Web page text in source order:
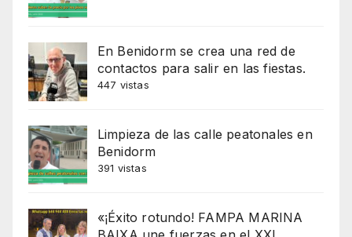
En Benidorm se crea una red de
contactos para salir en las fiestas.
447 vistas
Limpieza de las calle peatonales en
Benidorm
391 vistas
«¡Éxito rotundo! FAMPA MARINA